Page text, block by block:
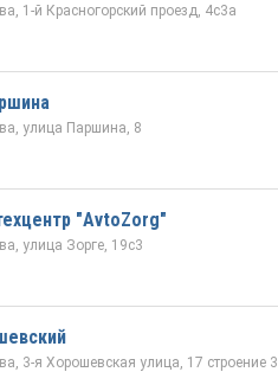
1-й Красногорский проезд, 4с3а
улица Паршина, 8
"AvtoZorg"
улица Зорге, 19с3
3-я Хорошевская улица, 17 строение 3